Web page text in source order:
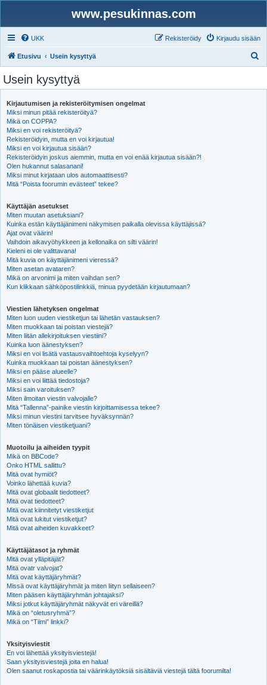
www.pesukinnas.com
UKK Kirjaudu sisään
Rekisteröidy
Etusivu Usein kysyttyä
Usein kysyttyä
Kirjautumisen ja rekisteröitymisen ongelmat
Miksi minun pitää rekisteröityä?
Mikä on COPPA?
Miksi en voi rekisteröityä?
Rekisteröidyin, mutta en voi kirjautua!
Miksi en voi kirjautua sisään?
Rekisteröidyin joskus aiemmin, mutta en voi enää kirjautua sisään?!
Olen hukannut salasanani!
Miksi minut kirjataan ulos automaattisesti?
Mitä “Poista foorumin evästeet” tekee?
Käyttäjän asetukset
Miten muutan asetuksiani?
Kuinka estän käyttäjänimeni näkymisen paikalla olevissa käyttäjissä?
Ajat ovat väärin!
Vaihdoin aikavyöhykkeen ja kellonaika on silti väärin!
Kieleni ei ole valittavana!
Mitä kuvia on käyttäjänimeni vieressä?
Miten asetan avataren?
Mikä on arvonimi ja miten vaihdan sen?
Kun klikkaan sähköpostilinkkiä, minua pyydetään kirjautumaan?
Viestien lähetyksen ongelmat
Miten luon uuden viestiketjun tai lähetän vastauksen?
Miten muokkaan tai poistan viestejä?
Miten liitän allekirjoituksen viestiini?
Kuinka luon äänestyksen?
Miksi en voi lisätä vastausvaihtoehtoja kyselyyn?
Kuinka muokkaan tai poistan äänestyksen?
Miksi en pääse alueelle?
Miksi en voi liittää tiedostoja?
Miksi sain varoituksen?
Miten ilmoitan viestin valvojalle?
Mitä “Tallenna”-painike viestin kirjoittamisessa tekee?
Miksi minun viestini tarvitsee hyväksynnän?
Miten tönäisen viestiketjuani?
Muotoilu ja aiheiden tyypit
Mikä on BBCode?
Onko HTML sallittu?
Mitä ovat hymiöt?
Voinko lähettää kuvia?
Mitä ovat globaalit tiedotteet?
Mitä ovat tiedotteet?
Mitä ovat kiinnitetyt viestiketjut
Mitä ovat lukitut viestiketjut?
Mitä ovat aiheiden kuvakkeet?
Käyttäjätasot ja ryhmät
Mitä ovat ylläpitäjät?
Mitä ovatr valvojat?
Mitä ovat käyttäjäryhmät?
Missä ovat käyttäjäryhmät ja miten liityn sellaiseen?
Miten pääsen käyttäjäryhmän johtajaksi?
Miksi jotkut käyttäjäryhmät näkyvät eri väreillä?
Mikä on “oletusryhmä”?
Mikä on “Tiimi” linkki?
Yksityisviestit
En voi lähettää yksityisviestejä!
Saan yksityisviestejä joita en halua!
Olen saanut roskapostia tai väärinkäytöksiä sisältäviä viestejä tältä foorumilta!